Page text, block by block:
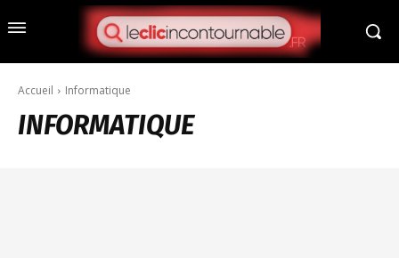
Accueil Informatique
INFORMATIQUE